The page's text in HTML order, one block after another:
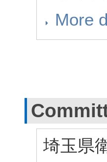
More
埼玉県